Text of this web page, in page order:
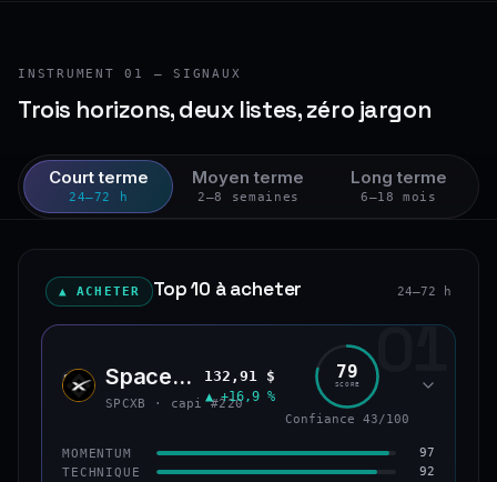
INSTRUMENT 01 — SIGNAUX
Trois horizons, deux listes, zéro jargon
Court terme
24–72 h
Moyen terme
2–8 semaines
Long terme
6–18 mois
▲ ACHETER Top 10 à acheter 24–72 h
01
SPCX SpaceX (bStocks Tokenized Stock)
SPCXB · capi #220
132,91 $
▲ +16,9 %
79
SCORE
Confiance 43/100
MOMENTUM 97
TECHNIQUE 92